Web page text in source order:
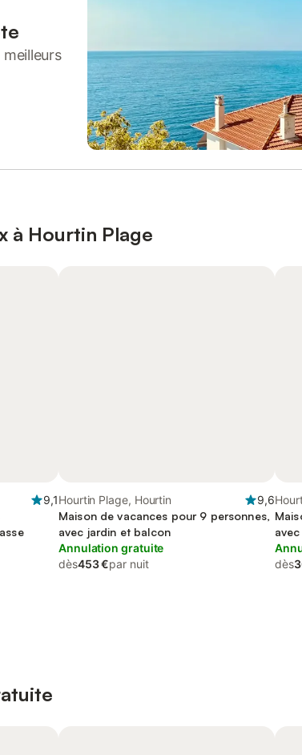
à Hourtin Plage
9,1Hourtin Plage, Hourtin
9,6
Maison de vacances pour 9 personnes,
avec jardin et balcon
Annulation gratuite
dès453 €par nuit
dès